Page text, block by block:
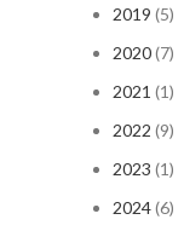
2019 (5)
2020(7)
2021 (1)
2022 (9)
2023 (1)
2024(6)